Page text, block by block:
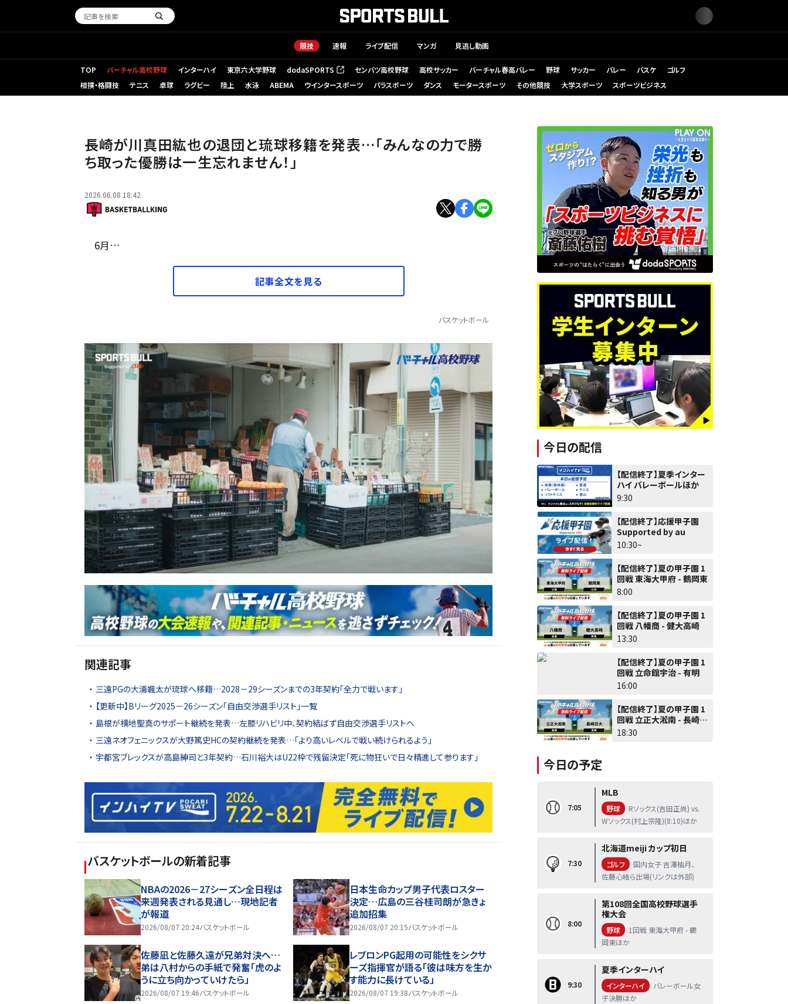
競技 速報 ライブ配信 マンガ 見逃し動画
TOP バーチャル高校野球 インターハイ 東京六大学野球 dodaSPORTS
（新しいタブで開く） センバツ高校野球 高校サッカー バーチャル春高バレー 野球 サッカー バレー バスケ
ゴルフ
相撲・格闘技
テニス 卓球 ラグビー 陸上 水泳 ABEMA ウインタースポーツ パラスポーツ ダンス モータースポーツ その他競技 大学スポーツ スポーツビジネス
長崎が川真田紘也の退団と琉球移籍を発表…「みんなの力で勝
ち取った優勝は一生忘れません！」
2026.06.08 18:42
6月…
記事全文を見る
バスケットボール
関連記事
三遠PGの大浦颯太が琉球へ移籍…2028－29シーズンまでの3年契約「全力で戦います」
【更新中】Bリーグ2025－26シーズン「自由交渉選手リスト」一覧
島根が横地聖真のサポート継続を発表…左膝リハビリ中、契約結ばず自由交渉選手リストへ
三遠ネオフェニックスが大野篤史HCの契約継続を発表…「より高いレベルで戦い続けられるよう」
宇都宮ブレックスが高島紳司と3年契約…石川裕大はU22枠で残留決定「死に物狂いで日々精進して参ります」
バスケットボールの新着記事
NBAの2026－27シーズン全日程は
来週発表される見通し…現地記者
が報道
2026/08/07 20:24バスケットボール
日本生命カップ男子代表ロスター
決定…広島の三谷桂司朗が急きょ
追加招集
2026/08/07 20:15バスケットボール
佐藤凪と佐藤久遠が兄弟対決へ…
弟は八村からの手紙で発奮「虎のよ
うに立ち向かっていけたら」
2026/08/07 19:46バスケットボール
レブロンPG起用の可能性をシクサ
ーズ指揮官が語る「彼は味方を生か
す能力に長けている」
2026/08/07 19:38バスケットボール
今日の配信
【配信終了】夏季インター
ハイ バレーボールほか
9:30
【配信終了】応援甲子園
Supported by au
10:30~
【配信終了】夏の甲子園 1
回戦 東海大甲府 - 鶴岡東
8:00
【配信終了】夏の甲子園 1
回戦 八幡商 - 健大高崎
13:30
【配信終了】夏の甲子園 1
回戦 立命館宇治 - 有明
16:00
【配信終了】夏の甲子園 1
回戦 立正大淞南 - 長崎日
大
18:30
今日の予定
7:05
MLB
野球
Rソックス(吉田正尚) vs.
Wソックス(村上宗隆)(8:10)ほか
7:30
北海道meiji カップ初日
ゴルフ
国内女子 吉澤柚月、
佐藤心結ら出場(リンクは外部)
8:00
第108回全国高校野球選手
権大会
野球
1回戦 東海大甲府 - 鶴
岡東ほか
9:30
夏季インターハイ
インターハイ
バレーボール女
子決勝ほか